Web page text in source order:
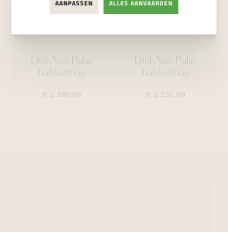
Dinh Van Pulse
halsketting
€ 2.390,00
Dinh Van Pulse
halsketting
€ 2.250,00
AANPASSEN ALLES AANVAARDEN